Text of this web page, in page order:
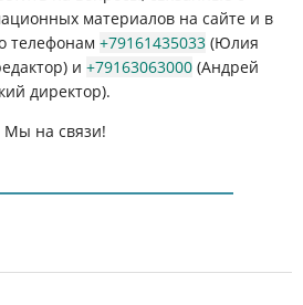
материалов на сайте и в
телефонам +79161435033 (Юлия
и +79163063000 (Андрей
директор).
Мы на связи!